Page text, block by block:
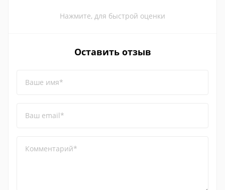
Нажмите, для быстрой оценки
Оставить отзыв
Ваше имя*
Ваш email*
Комментарий*